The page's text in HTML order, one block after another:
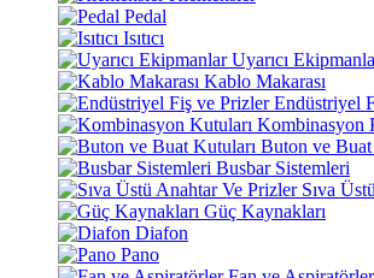
Pedal
Isıtıcı
Uyarıcı
Kablo Makarası
Endüstriyel
Kombinasyon
Buton ve Buat
Busbar Sistemleri
Sıva
Güç Kaynakları
Diafon
Pano